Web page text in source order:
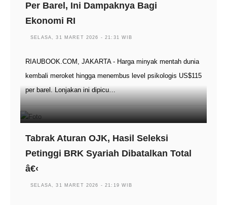
Per Barel, Ini Dampaknya Bagi
Ekonomi RI
SELASA, 31 MARET 2026 - 21:31 WIB
RIAUBOOK.COM, JAKARTA - Harga minyak mentah dunia
kembali meroket hingga menembus level psikologis US$115
per barel. Lonjakan ini dipicu…
Tabrak Aturan OJK, Hasil Seleksi
Petinggi BRK Syariah Dibatalkan Total
â€‹
SELASA, 31 MARET 2026 - 21:19 WIB